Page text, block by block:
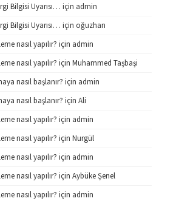
Bilgisi Uyarısı… için admin
Bilgisi Uyarısı… için oğuzhan
nasıl yapılır? için admin
nasıl yapılır? için Muhammed Taşbaşi
nasıl başlanır? için admin
nasıl başlanır? için Ali
nasıl yapılır? için admin
nasıl yapılır? için Nurgül
nasıl yapılır? için admin
nasıl yapılır? için Aybüke Şenel
nasıl yapılır? için admin